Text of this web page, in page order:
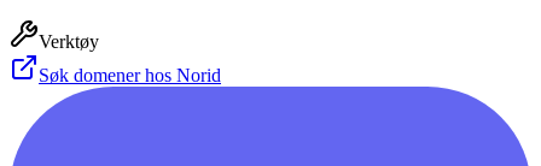
Verktøy
Søk domener hos Norid